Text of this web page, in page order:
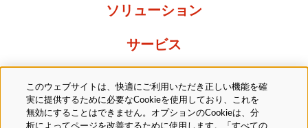
ソリューション
サービス
Resources
当社について
このウェブサイトは、快適にご利用いただき正しい機能を確
実に提供するために必要なCookieを使用しており、これを
無効にすることはできません。オプションのCookieは、分